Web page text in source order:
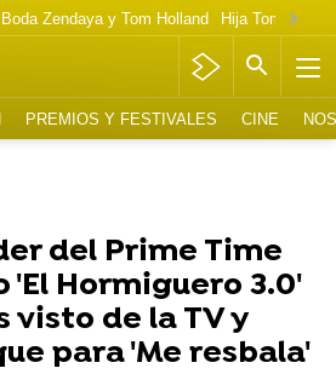
Boda Zendaya y Tom Holland Hija Tom
PREMIOS Y FESTIVALES CINE
del Prime Time
'El Hormiguero 3.0'
visto de la TV y
para 'Me resbala'